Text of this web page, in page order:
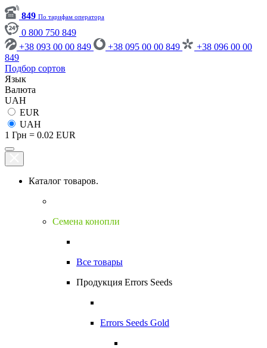
849 По тарифам оператора
0 800 750 849
+38 093 00 00 849
+38 095 00 00 849
+38 096 00 00
849
Подбор сортов
Язык
Валюта
UAH
EUR
UAH
1 Грн = 0.02 EUR
Каталог товаров.
Семена конопли
Все товары
Продукция Errors Seeds
Errors Seeds Gold